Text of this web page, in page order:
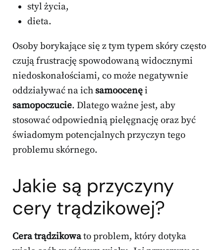
styl życia,
dieta.
Osoby borykające się z tym typem skóry często
czują frustrację spowodowaną widocznymi
niedoskonałościami, co może negatywnie
oddziaływać na ich samoocenęi
samopoczucie. Dlatego ważne jest, aby
stosować odpowiednią pielęgnację oraz być
świadomym potencjalnych przyczyn tego
problemu skórnego.
Jakie są przyczyny
cery trądzikowej?
Cera trądzikowato problem, który dotyka